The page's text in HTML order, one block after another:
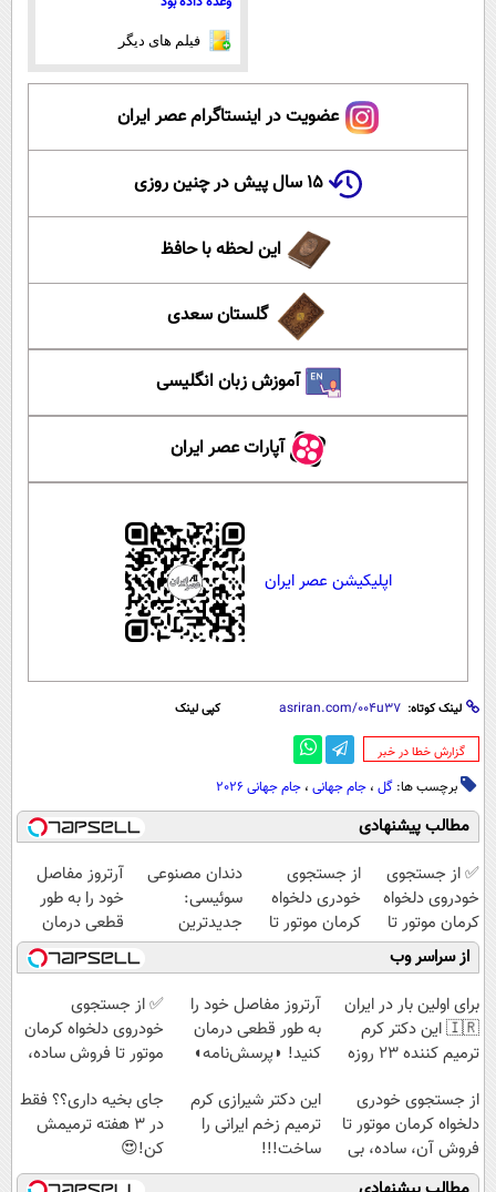
فیلم های دیگر
عضویت در اینستاگرام عصر ایران
۱۵ سال پیش در چنین روزی
این لحظه با حافظ
گلستان سعدی
آموزش زبان انگلیسی
آپارات عصر ایران
اپلیکیشن عصر ایران
لینک کوتاه: کپی لینک
‌گزارش خطا در خبر
برچسب ها: گل ، جام جهانی ، جام جهانی 2026
مطالب پیشنهادی
Image failed to
load
✅ از جستجوی
خودروی دلخواه
کرمان موتور تا
فروش ساده، بی
واسطه و
مستقیم
Image failed to
load
از جستجوی
خودری دلخواه
کرمان موتور تا
فروش آن،
ساده، بی واسطه
و مستقیم
Image failed to
load
دندان مصنوعی
سوئیسی:
جدیدترین
فناوری اروپا،
سبک و مقاوم |
پرداخت قسطی
Image failed to
load
آرتروز مفاصل
خود را به طور
قطعی درمان
کنید!
◗پرسش‌نامه◖
از سراسر وب
برای اولین بار در ایران
🇮🇷 این دکتر کرم
ترمیم کننده 23 روزه
آرتروز مفاصل خود را
به طور قطعی درمان
کنید! ◗پرسش‌نامه◖
✅ از جستجوی
خودروی دلخواه کرمان
موتور تا فروش ساده،
از جستجوی خودری
دلخواه کرمان موتور تا
فروش آن، ساده، بی
واسطه و مستقیم
این دکتر شیرازی کرم
ترمیم زخم ایرانی را
ساخت!!!
جای بخیه داری؟؟ فقط
در 3 هفته ترمیمش
کن!😍